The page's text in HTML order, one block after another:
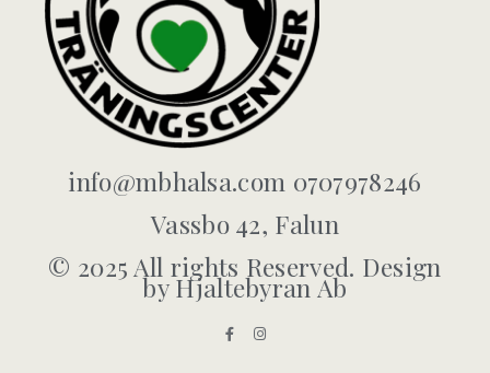
info@mbhalsa.com 0707978246
Vassbo 42, Falun
© 2025 All rights Reserved. Design
by Hjaltebyran Ab